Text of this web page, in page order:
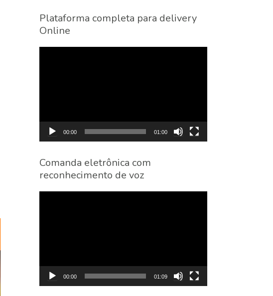
Plataforma completa para delivery
Online
00:00 01:00
Comanda eletrônica com
reconhecimento de voz
00:00 01:09